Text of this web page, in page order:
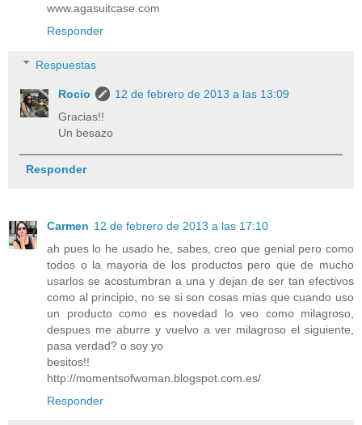
www.agasuitcase.com
Responder
Respuestas
Rocio
12 de febrero de 2013 a las 13:09
Gracias!!
Un besazo
Responder
Carmen 12 de febrero de 2013 a las 17:10
ah pues lo he usado he, sabes, creo que genial pero como
todos o la mayoria de los productos pero que de mucho
usarlos se acostumbran a una y dejan de ser tan efectivos
como al principio, no se si son cosas mias que cuando uso
un producto como es novedad lo veo como milagroso,
despues me aburre y vuelvo a ver milagroso el siguiente,
pasa verdad? o soy yo
besitos!!
http://momentsofwoman.blogspot.com.es/
Responder